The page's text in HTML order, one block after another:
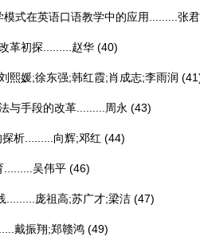
式在英语口语教学中的应用......... 张君
革初探......... 赵华 (40)
熙媛;徐东强;韩红霞;肖成志;李雨润
与手段的改革......... 周永 (43)
析......... 向辉;邓红 (44)
吴伟平 (46)
庞祖高;苏广才;梁洁 (47)
戴振翔;郑赣鸿 (49)